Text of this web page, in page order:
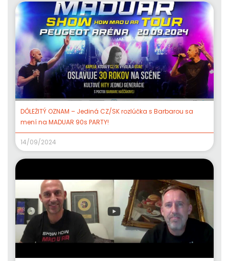
DÔLEŽITÝ OZNAM – Jediná CZ/SK rozlúčka s Barbarou sa
mení na MADUAR 90s PARTY!
14/09/2024